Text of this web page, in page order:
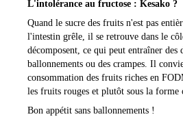
L'intolérance au fructose : Kesako ?
Quand le sucre des fruits n'est pas
l'intestin grêle, il se retrouve dans le
décomposent, ce qui peut entraîner des
ballonnements ou des crampes. Il
consommation des fruits riches en
les fruits rouges et plutôt sous la forme
Bon appétit sans ballonnements !